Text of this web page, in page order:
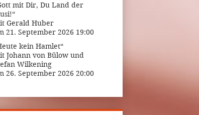
mit Dir, Du Land der
Gerald Huber
21. September 2026 19:00
kein Hamlet“
Johann von Bülow und
Wilkening
26. September 2026 20:00